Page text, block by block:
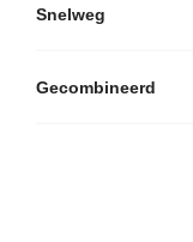
Snelweg
Gecombineerd